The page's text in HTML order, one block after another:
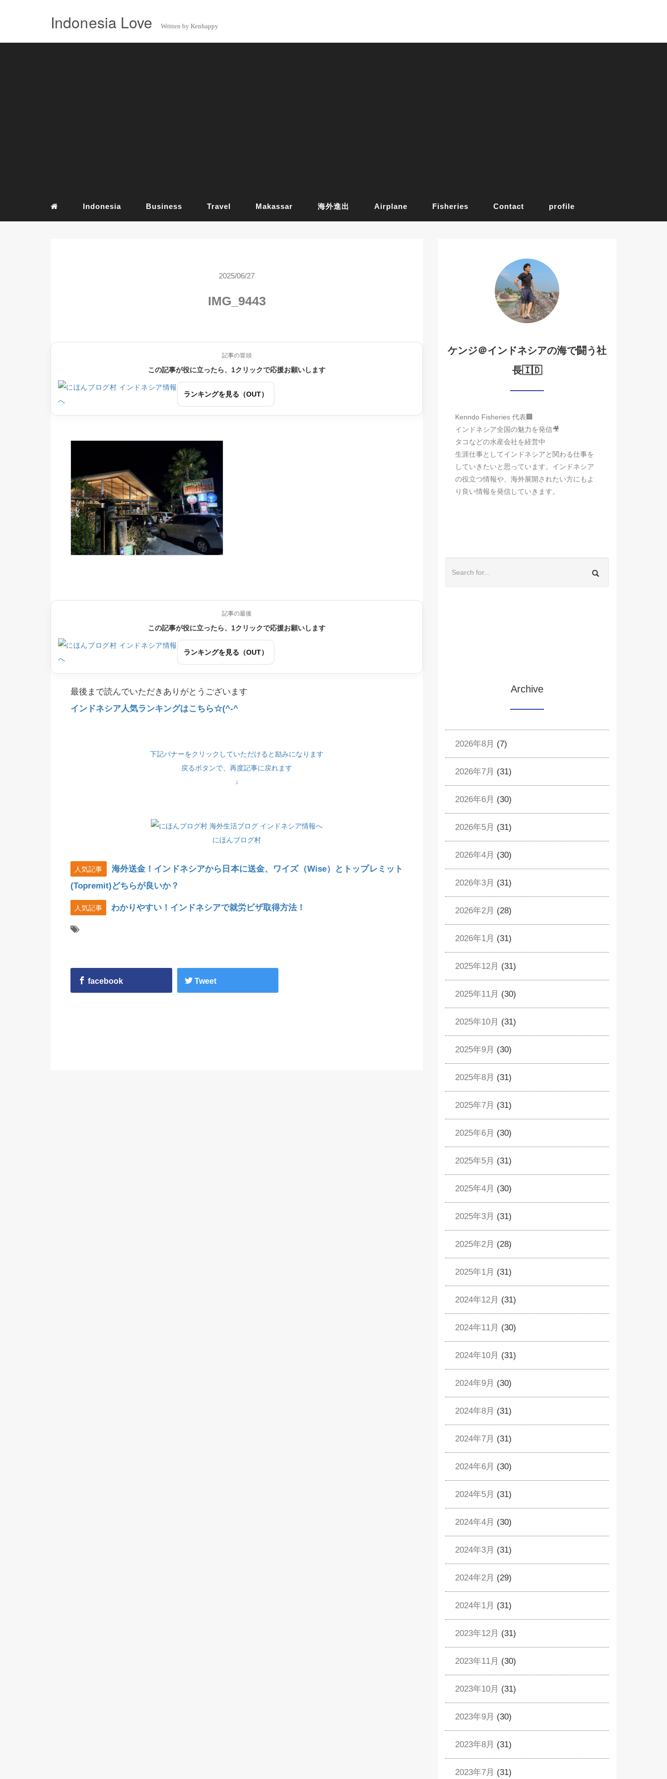
Indonesia Love Written by Kenhappy
Indonesia Business Travel Makassar 海外進出 Airplane Fisheries Contact profile
2025/06/27
IMG_9443
記事の冒頭
この記事が役に立ったら、1クリックで応援お願いします
ランキングを見る（OUT）
記事の最後
この記事が役に立ったら、1クリックで応援お願いします
ランキングを見る（OUT）
最後まで読んでいただきありがとうございます
インドネシア人気ランキングはこちら☆(^-^
下記バナーをクリックしていただけると励みになります
戻るボタンで、再度記事に戻れます
↓
にほんブログ村
人気記事
海外送金！インドネシアから日本に送金、ワイズ（Wise）とトップレミット
(Topremit)どちらが良いか？
人気記事 わかりやすい！インドネシアで就労ビザ取得方法！
facebook Tweet
ケンジ＠インドネシアの海で闘う社
長🇮🇩
Kenndo Fisheries 代表🏢
インドネシア全国の魅力を発信🎥
タコなどの水産会社を経営中
生涯仕事としてインドネシアと関わる仕事を
していきたいと思っています。インドネシア
の役立つ情報や、海外展開されたい方にもよ
り良い情報を発信していきます。
Archive
2026年8月 (7)
2026年7月 (31)
2026年6月 (30)
2026年5月 (31)
2026年4月 (30)
2026年3月 (31)
2026年2月 (28)
2026年1月 (31)
2025年12月 (31)
2025年11月 (30)
2025年10月 (31)
2025年9月 (30)
2025年8月 (31)
2025年7月 (31)
2025年6月 (30)
2025年5月 (31)
2025年4月 (30)
2025年3月 (31)
2025年2月 (28)
2025年1月 (31)
2024年12月 (31)
2024年11月 (30)
2024年10月 (31)
2024年9月 (30)
2024年8月 (31)
2024年7月 (31)
2024年6月 (30)
2024年5月 (31)
2024年4月 (30)
2024年3月 (31)
2024年2月 (29)
2024年1月 (31)
2023年12月 (31)
2023年11月 (30)
2023年10月 (31)
2023年9月 (30)
2023年8月 (31)
2023年7月 (31)